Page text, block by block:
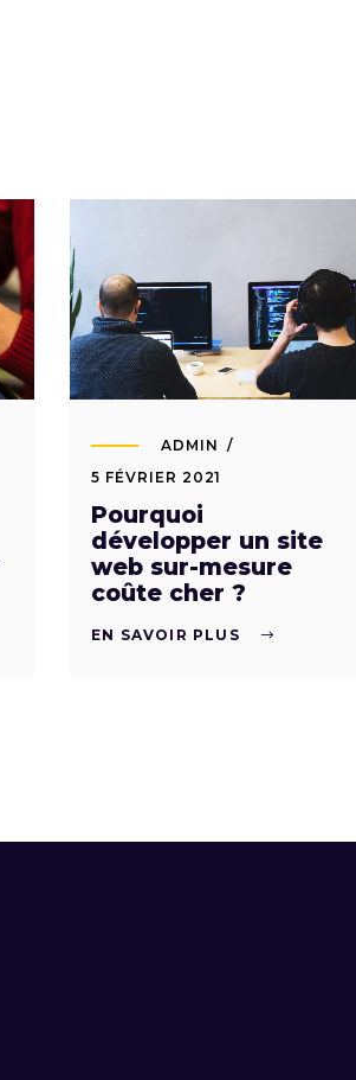
ADMIN
5 FÉVRIER 2021
Pourquoi
développer un site
web sur-mesure
coûte cher ?
EN SAVOIR PLUS